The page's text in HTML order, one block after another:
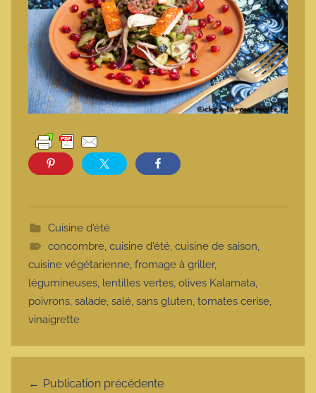
Cuisine d'été
concombre, cuisine d'été, cuisine de saison,
cuisine végétarienne, fromage à griller,
légumineuses, lentilles vertes, olives Kalamata,
poivrons, salade, salé, sans gluten, tomates cerise,
vinaigrette
Publication précédente